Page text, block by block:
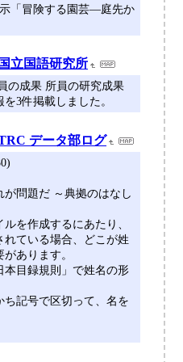
「冒険する園芸―庭先か
国立国語研究所
の成果 所員の研究成果
3件掲載しました。
データ部ログ
が問題だ ～典拠のはなし
を作成するにあたり、
れている場合、どこが姓
あります。
本目録規則」で姓名の形
ち記号で区切って、名を